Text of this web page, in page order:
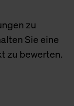
zu
Sie eine
zu bewerten.